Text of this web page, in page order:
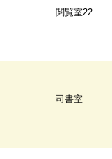
閲覧室22
司書室